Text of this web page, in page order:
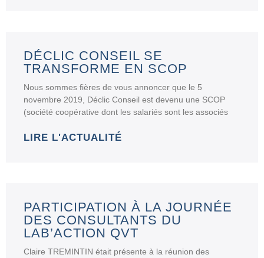
DÉCLIC CONSEIL SE
TRANSFORME EN SCOP
Nous sommes fières de vous annoncer que le 5
novembre 2019, Déclic Conseil est devenu une SCOP
(société coopérative dont les salariés sont les associés
LIRE L'ACTUALITÉ
PARTICIPATION À LA JOURNÉE
DES CONSULTANTS DU
LAB’ACTION QVT
Claire TREMINTIN était présente à la réunion des